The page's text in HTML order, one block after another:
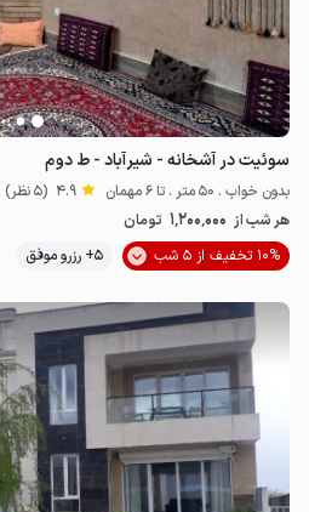
سوئیت در آشخانه - شیرآباد - ط دوم
بدون خواب . 50 متر . تا 6 مهمان 4.9 (5 نظر)
هر شب از 1٬200٬000 تومان
10% تخفیف از 5 شب
5+ رزرو موفق